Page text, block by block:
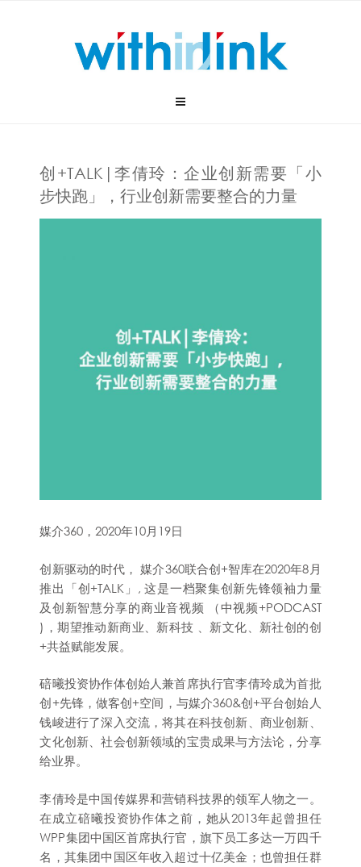
创+TALK|李倩玲：企业创新需要「小
步快跑」，行业创新需要整合的力量
媒介360，2020年10月19日
创新驱动的时代， 媒介360联合创+智库在2020年8月
推出「创+TALK」, 这是一档聚集创新先锋领袖力量
及创新智慧分享的商业音视频 （中视频+PODCAST
)，期望推动新商业、新科技 、新文化、新社创的创
+共益赋能发展。
碚曦投资协作体创始人兼首席执行官李倩玲成为首批
创+先锋，做客创+空间，与媒介360&创+平台创始人
钱峻进行了深入交流，将其在科技创新、商业创新、
文化创新、社会创新领域的宝贵成果与方法论，分享
给业界。
李倩玲是中国传媒界和营销科技界的领军人物之一。
在成立碚曦投资协作体之前，她从2013年起曾担任
WPP集团中国区首席执行官，旗下员工多达一万四千
名，其集团中国区年收入超过十亿美金；也曾担任群